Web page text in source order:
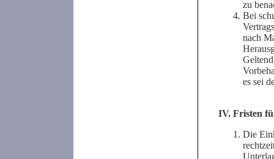
zu
Bei
nach
es sei
IV. Fristen
Die